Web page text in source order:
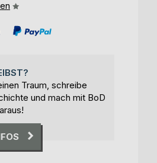
Traum, schreibe
und mach mit BoD